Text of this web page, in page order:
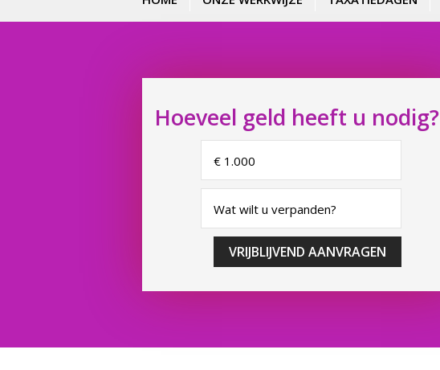
Hoeveel geld heeft u nodig?
VRIJBLIJVEND AANVRAGEN